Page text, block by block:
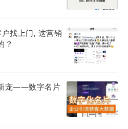
本/视频查看，活动报名/签
交问卷/咨询表单，观看橱
客户标签，产出销售线索达
找上门, 这营销
？
宠——数字名片